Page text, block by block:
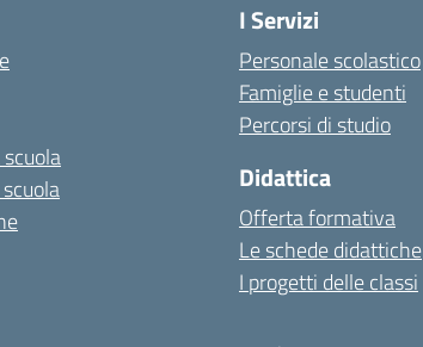
I Servizi
Personale scolastico
Famiglie e studenti
Percorsi di studio
Didattica
Offerta formativa
Le schede didattiche
I progetti delle classi